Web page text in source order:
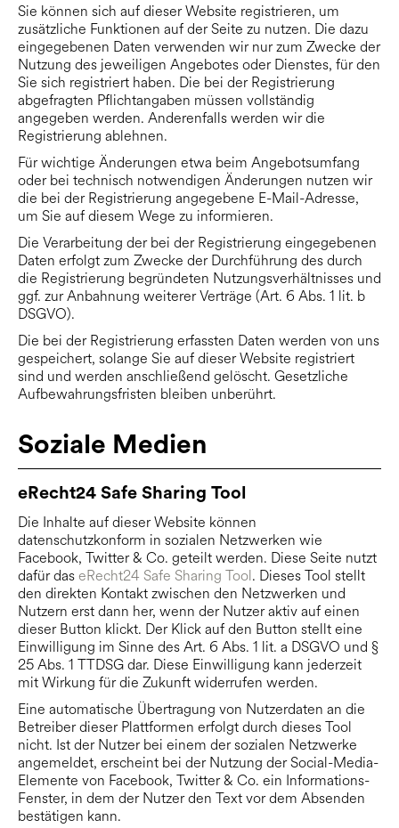
Sie können sich auf dieser Website registrieren, um
zusätzliche Funktionen auf der Seite zu nutzen. Die dazu
eingegebenen Daten verwenden wir nur zum Zwecke der
Nutzung des jeweiligen Angebotes oder Dienstes, für den
Sie sich registriert haben. Die bei der Registrierung
abgefragten Pflichtangaben müssen vollständig
angegeben werden. Anderenfalls werden wir die
Registrierung ablehnen.
Für wichtige Änderungen etwa beim Angebotsumfang
oder bei technisch notwendigen Änderungen nutzen wir
die bei der Registrierung angegebene E-Mail-Adresse,
um Sie auf diesem Wege zu informieren.
Die Verarbeitung der bei der Registrierung eingegebenen
Daten erfolgt zum Zwecke der Durchführung des durch
die Registrierung begründeten Nutzungsverhältnisses und
ggf. zur Anbahnung weiterer Verträge (Art. 6 Abs. 1 lit. b
DSGVO).
Die bei der Registrierung erfassten Daten werden von uns
gespeichert, solange Sie auf dieser Website registriert
sind und werden anschließend gelöscht. Gesetzliche
Aufbewahrungsfristen bleiben unberührt.
Soziale Medien
eRecht24 Safe Sharing Tool
Die Inhalte auf dieser Website können
datenschutzkonform in sozialen Netzwerken wie
Facebook, Twitter & Co. geteilt werden. Diese Seite nutzt
dafür daseRecht24 Safe Sharing Tool. Dieses Tool stellt
den direkten Kontakt zwischen den Netzwerken und
Nutzern erst dann her, wenn der Nutzer aktiv auf einen
dieser Button klickt. Der Klick auf den Button stellt eine
Einwilligung im Sinne des Art. 6 Abs. 1 lit. a DSGVO und §
25 Abs. 1 TTDSG dar. Diese Einwilligung kann jederzeit
mit Wirkung für die Zukunft widerrufen werden.
Eine automatische Übertragung von Nutzerdaten an die
Betreiber dieser Plattformen erfolgt durch dieses Tool
nicht. Ist der Nutzer bei einem der sozialen Netzwerke
angemeldet, erscheint bei der Nutzung der Social-Media-
Elemente von Facebook, Twitter & Co. ein Informations-
Fenster, in dem der Nutzer den Text vor dem Absenden
bestätigen kann.